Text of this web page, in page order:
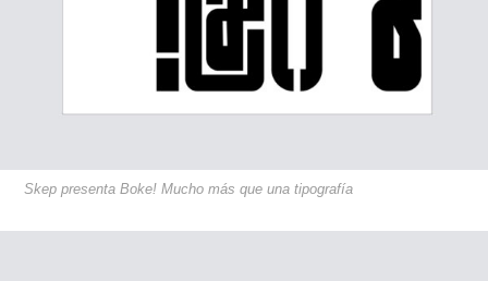
Skep presenta Boke! Mucho más que una tipografía